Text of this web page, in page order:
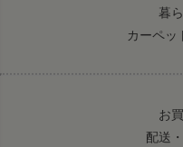
暮
カーペッ
お
配送